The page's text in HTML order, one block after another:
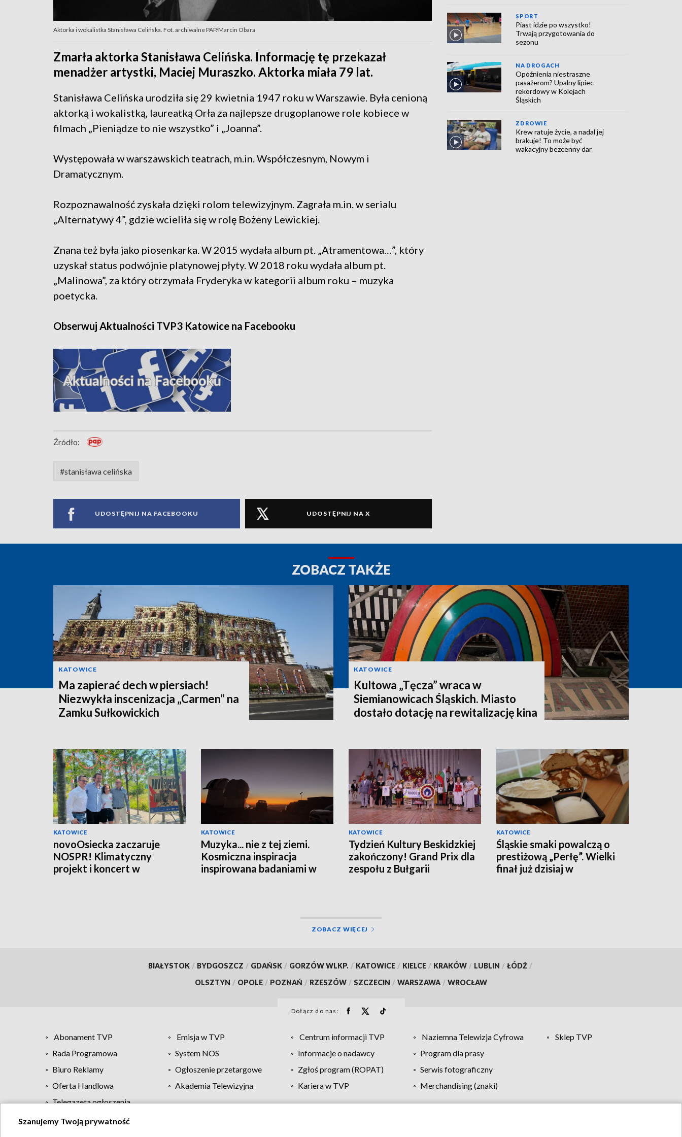
Aktorka i wokalistka Stanisława Celińska. Fot. archiwalne PAP/Marcin Obara
Zmarła aktorka Stanisława Celińska. Informację tę przekazał
menadżer artystki, Maciej Muraszko. Aktorka miała 79 lat.
Stanisława Celińska urodziła się 29 kwietnia 1947 roku w Warszawie. Była cenioną
aktorką i wokalistką, laureatką Orła za najlepsze drugoplanowe role kobiece w
filmach „Pieniądze to nie wszystko” i „Joanna”.
Występowała w warszawskich teatrach, m.in. Współczesnym, Nowym i
Dramatycznym.
Rozpoznawalność zyskała dzięki rolom telewizyjnym. Zagrała m.in. w serialu
„Alternatywy 4”, gdzie wcieliła się w rolę Bożeny Lewickiej.
Znana też była jako piosenkarka. W 2015 wydała album pt. „Atramentowa…”, który
uzyskał status podwójnie platynowej płyty. W 2018 roku wydała album pt.
„Malinowa”, za który otrzymała Fryderyka w kategorii album roku – muzyka
poetycka.
Obserwuj Aktualności TVP3 Katowice na Facebooku
Źródło:
#stanisława celińska
UDOSTĘPNIJ NA FACEBOOKU UDOSTĘPNIJ NA X
SPORT
Piast idzie po wszystko!
Trwają przygotowania do
sezonu
NA DROGACH
Opóźnienia niestraszne
pasażerom? Upalny lipiec
rekordowy w Kolejach
Śląskich
ZDROWIE
Krew ratuje życie, a nadal jej
brakuje! To może być
wakacyjny bezcenny dar
ZOBACZ TAKŻE
KATOWICE
Ma zapierać dech w piersiach!
Niezwykła inscenizacja „Carmen” na
Zamku Sułkowickich
KATOWICE
Kultowa „Tęcza” wraca w
Siemianowicach Śląskich. Miasto
dostało dotację na rewitalizację kina
KATOWICE
novoOsiecka zaczaruje
NOSPR! Klimatyczny
projekt i koncert w
KATOWICE
Muzyka... nie z tej ziemi.
Kosmiczna inspiracja
inspirowana badaniami w
KATOWICE
Tydzień Kultury Beskidzkiej
zakończony! Grand Prix dla
zespołu z Bułgarii
KATOWICE
Śląskie smaki powalczą o
prestiżową „Perłę”. Wielki
finał już dzisiaj w
ZOBACZ WIĘCEJ
BIAŁYSTOK / BYDGOSZCZ / GDAŃSK / GORZÓW WLKP. / KATOWICE / KIELCE / KRAKÓW / LUBLIN / ŁÓDŹ /
OLSZTYN / OPOLE / POZNAŃ / RZESZÓW / SZCZECIN / WARSZAWA / WROCŁAW
Dołącz do nas:
Abonament TVP Emisja w TVP Centrum informacji TVP Naziemna Telewizja Cyfrowa
Sklep TVP
Rada Programowa
System NOS Informacje o nadawcy
Program dla prasy
Biuro Reklamy
Ogłoszenie przetargowe Zgłoś program (ROPAT)
Serwis fotograficzny
Oferta Handlowa
Akademia Telewizyjna Kariera w TVP
Merchandising (znaki)
Telegazeta ogłoszenia
Szanujemy Twoją prywatność